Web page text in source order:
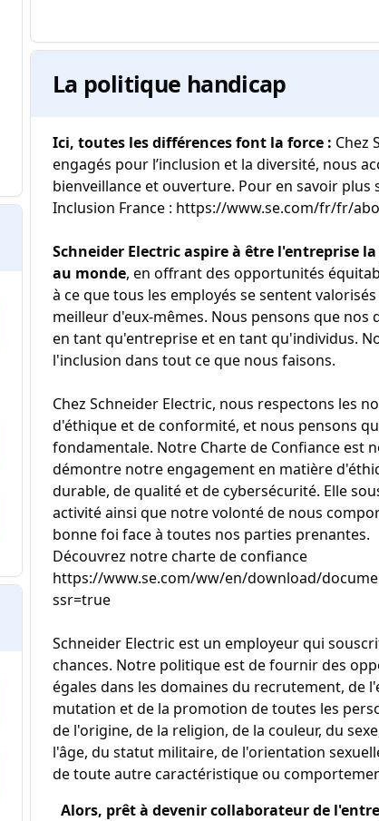
La politique handicap
Ici, toutes les différences font la force : Chez
engagés pour l’inclusion et la diversité, nous
bienveillance et ouverture. Pour en savoir
Inclusion France : https://www.se.com/fr/fr/
Schneider Electric aspire à être l'entreprise
au monde, en offrant des opportunités
à ce que tous les employés se sentent
meilleur d'eux-mêmes. Nous pensons que
en tant qu'entreprise et en tant qu'individus.
l'inclusion dans tout ce que nous faisons.
Chez Schneider Electric, nous respectons les
d'éthique et de conformité, et nous pensons
fondamentale. Notre Charte de Confiance est
démontre notre engagement en matière
durable, de qualité et de cybersécurité. Elle
activité ainsi que notre volonté de nous
bonne foi face à toutes nos parties prenantes.
Découvrez notre charte de confiance
https://www.se.com/ww/en/download/
ssr=true
Schneider Electric est un employeur qui
chances. Notre politique est de fournir des
égales dans les domaines du recrutement, de
mutation et de la promotion de toutes les
de l'origine, de la religion, de la couleur, du
l'âge, du statut militaire, de l'orientation
de toute autre caractéristique ou
Alors, prêt à devenir collaborateur de